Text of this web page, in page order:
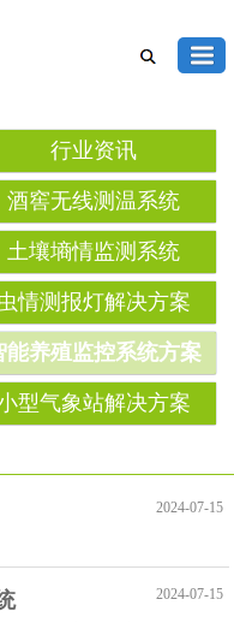
行业资讯
酒窖无线测温系统
土壤墒情监测系统‌
情测报灯解决方案‌
能养殖监控系统方案
型气象站解决方案
2024-07-15
2024-07-15